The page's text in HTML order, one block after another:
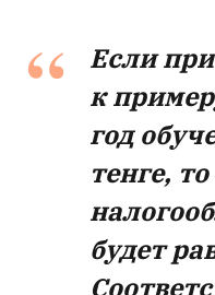
Если
к
год
тенге,
будет